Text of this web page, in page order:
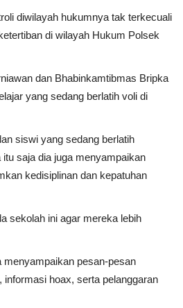
diwilayah hukumnya tak terkecuali
di wilayah Hukum Polsek
dan Bhabinkamtibmas Bripka
yang sedang berlatih voli di
siswi yang sedang berlatih
saja dia juga menyampaikan
kedisiplinan dan kepatuhan
sekolah ini agar mereka lebih
pesan-pesan
hoax, serta pelanggaran